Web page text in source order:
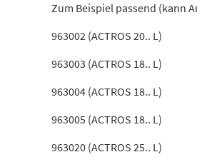
Zum Beispiel passend (kann
963002 (ACTROS 20.. L)
963003 (ACTROS 18.. L)
963004 (ACTROS 18.. L)
963005 (ACTROS 18.. L)
963020 (ACTROS 25.. L)